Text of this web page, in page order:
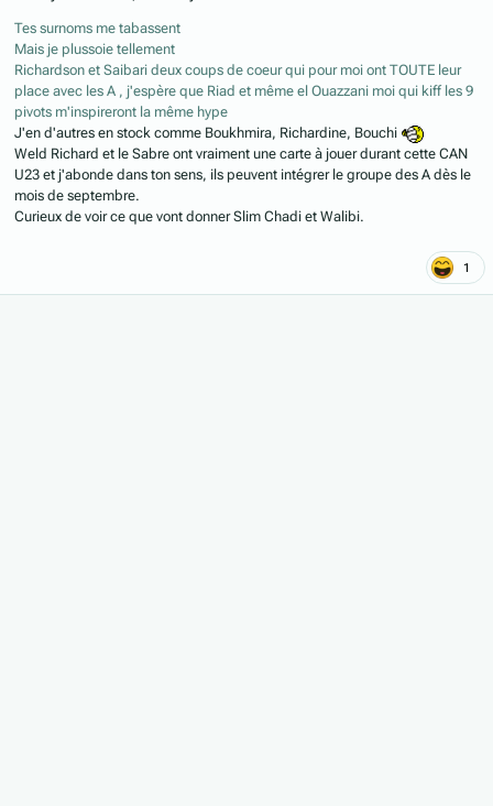
Tes surnoms me tabassent
Mais je plussoie tellement
Richardson et Saibari deux coups de coeur qui pour moi ont TOUTE leur
place avec les A , j'espère que Riad et même el Ouazzani moi qui kiff les 9
pivots m'inspireront la même hype
J'en d'autres en stock comme Boukhmira, Richardine, Bouchi
Weld Richard et le Sabre ont vraiment une carte à jouer durant cette CAN
U23 et j'abonde dans ton sens, ils peuvent intégrer le groupe des A dès le
mois de septembre.
Curieux de voir ce que vont donner Slim Chadi et Walibi.
1